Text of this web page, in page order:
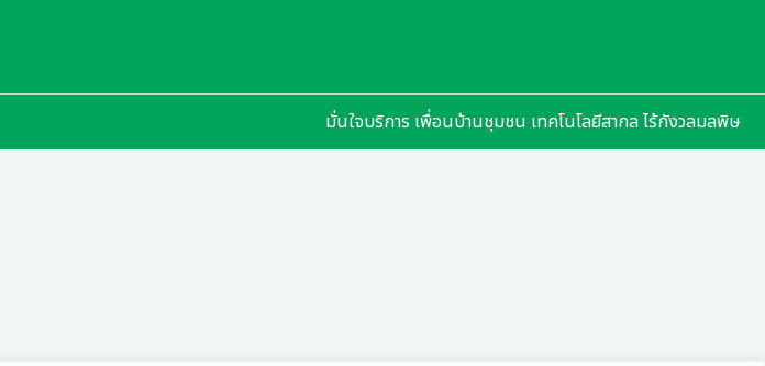
มั่นใจบริการ เพื่อนบ้านชุมชน เทคโนโลยีสากล ไร้กังวลมลพิษ